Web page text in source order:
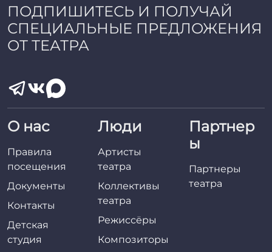
ПОДПИШИТЕСЬ И ПОЛУЧАЙ
СПЕЦИАЛЬНЫЕ ПРЕДЛОЖЕНИЯ
ОТ ТЕАТРА
О нас
Правила
посещения
Документы
Контакты
Детская
студия
Люди
Артисты
театра
Коллективы
театра
Режиссёры
Композиторы
Партнер
ы
Партнеры
театра